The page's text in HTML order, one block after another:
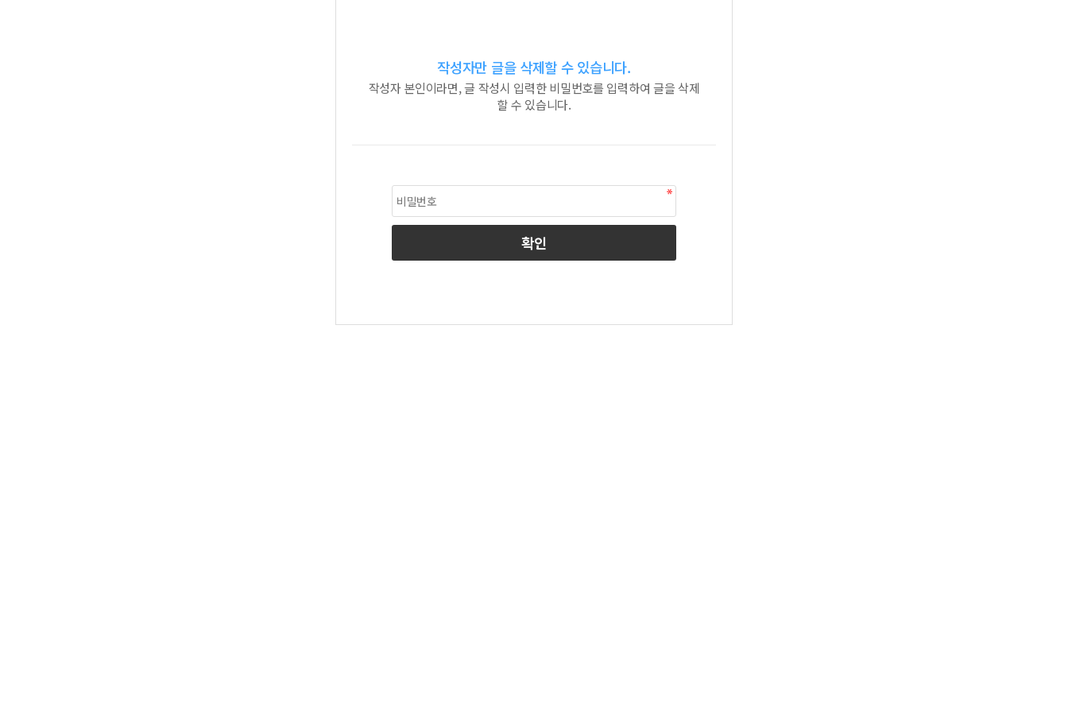
작성자만 글을 삭제할 수 있습니다.
작성자 본인이라면, 글 작성시 입력한 비밀번호를 입력하여 글을 삭제
할 수 있습니다.